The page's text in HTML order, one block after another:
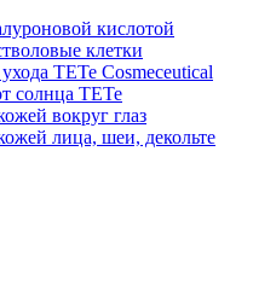
кислотой
клетки
TETe Cosmeceutical
солнца TETe
вокруг глаз
лица, шеи, декольте